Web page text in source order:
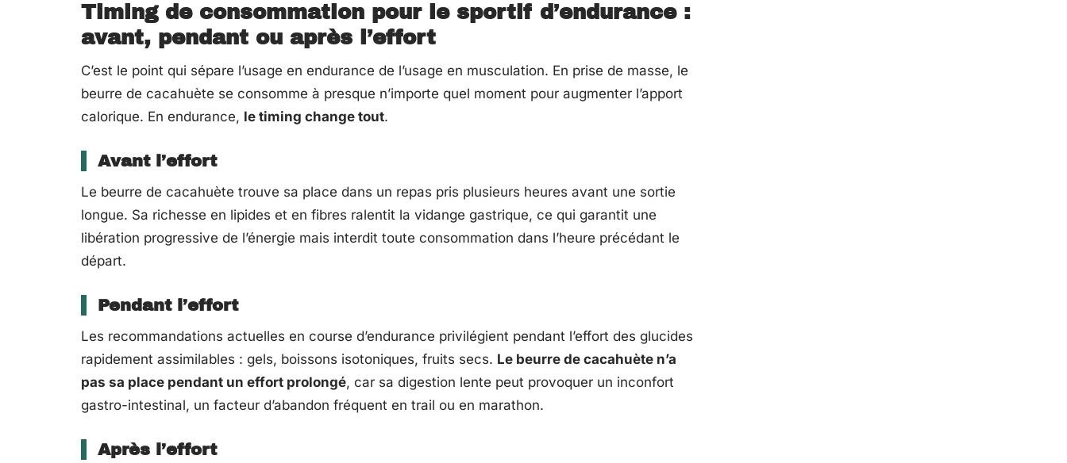
Timing de consommation pour le sportif d’endurance :
avant, pendant ou après l’effort
C’est le point qui sépare l’usage en endurance de l’usage en musculation. En prise de masse, le
beurre de cacahuète se consomme à presque n’importe quel moment pour augmenter l’apport
calorique. En endurance, le timing change tout.
Avant l’effort
Le beurre de cacahuète trouve sa place dans un repas pris plusieurs heures avant une sortie
longue. Sa richesse en lipides et en fibres ralentit la vidange gastrique, ce qui garantit une
libération progressive de l’énergie mais interdit toute consommation dans l’heure précédant le
départ.
Pendant l’effort
Les recommandations actuelles en course d’endurance privilégient pendant l’effort des glucides
rapidement assimilables : gels, boissons isotoniques, fruits secs. Le beurre de cacahuète n’a
pas sa place pendant un effort prolongé, car sa digestion lente peut provoquer un inconfort
gastro-intestinal, un facteur d’abandon fréquent en trail ou en marathon.
Après l’effort